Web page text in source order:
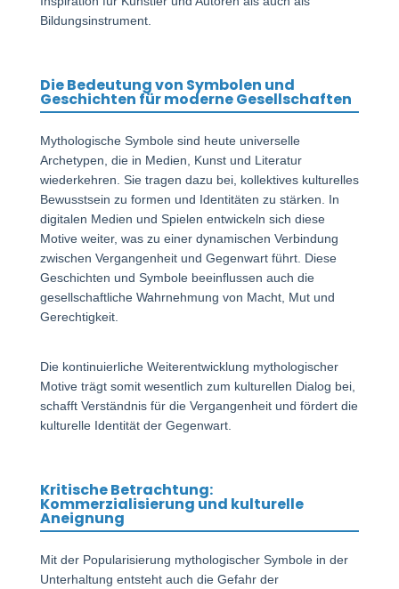
Bildungsinstrument.
Die Bedeutung von Symbolen und
Geschichten für moderne Gesellschaften
Mythologische Symbole sind heute universelle
Archetypen, die in Medien, Kunst und Literatur
wiederkehren. Sie tragen dazu bei, kollektives kulturelles
Bewusstsein zu formen und Identitäten zu stärken. In
digitalen Medien und Spielen entwickeln sich diese
Motive weiter, was zu einer dynamischen Verbindung
zwischen Vergangenheit und Gegenwart führt. Diese
Geschichten und Symbole beeinflussen auch die
gesellschaftliche Wahrnehmung von Macht, Mut und
Gerechtigkeit.
Die kontinuierliche Weiterentwicklung mythologischer
Motive trägt somit wesentlich zum kulturellen Dialog bei,
schafft Verständnis für die Vergangenheit und fördert die
kulturelle Identität der Gegenwart.
Kritische Betrachtung:
Kommerzialisierung und kulturelle
Aneignung
Mit der Popularisierung mythologischer Symbole in der
Unterhaltung entsteht auch die Gefahr der